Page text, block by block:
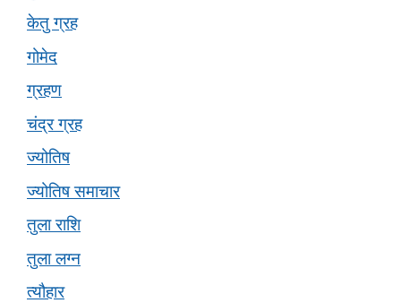
केतु ग्रह
गोमेद
ग्रहण
चंद्र ग्रह
ज्योतिष
ज्योतिष समाचार
तुला राशि
तुला लग्न
त्यौहार